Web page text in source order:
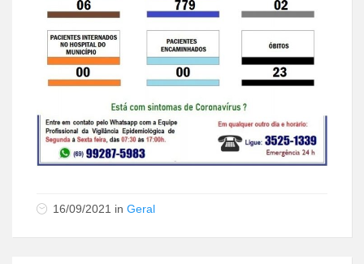
16/09/2021 in Geral